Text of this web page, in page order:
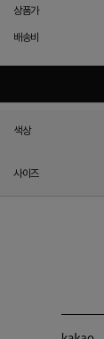
상품가
배송비
색상
사이즈